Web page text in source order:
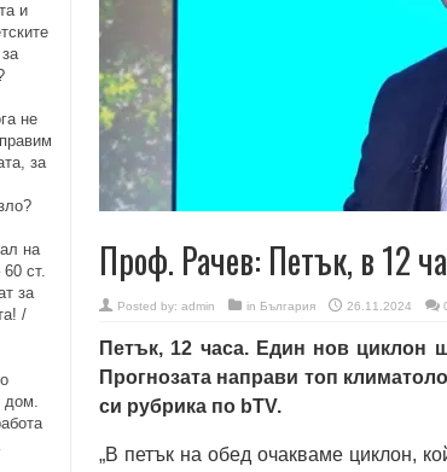
Проф. Рачев: Петък, в 12
Posted by: admin in България 26.11.2024
Петък, 12 часа. Един нов циклон
Прогнозата направи топ
си рубрика по bTV.
„В петък на обед очакваме циклон,
и
не
за
на
60 ст.
за
/
дом.